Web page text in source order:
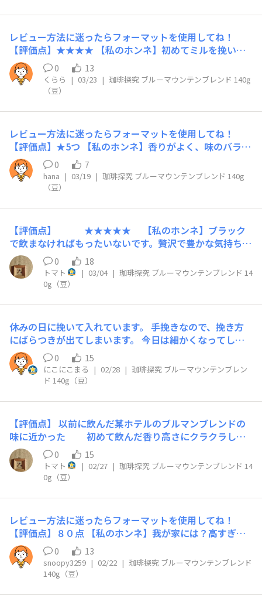
んな時におすすめ】ご褒美のコーヒーとして。甘いものと
ともにブラックで。
レビュー方法に迷ったらフォーマットを使用してね！
【評価点】★★★★ 【私のホンネ】初めてミルを挽いて
コーヒーを飲みました。 上品な味わいで朝から優雅な気
分が味わえました。 【リピート】お店で見かけたら購入
するかも。ミルを挽く時間も素敵なコーヒー時間でした。
0 13
くらら | 03/23 | 珈琲探究 ブルーマウンテンブレンド 140g
（豆）
レビュー方法に迷ったらフォーマットを使用してね！
【評価点】★5つ 【私のホンネ】香りがよく、味のバラン
スが良いので、何杯も飲みたくなるコーヒーです。 【リ
ピート】また購入してみたいです。
0 7
hana | 03/19 | 珈琲探究 ブルーマウンテンブレンド 140g
（豆）
【評価点】 ★★★★★ 【私のホンネ】ブラック
で飲まなければもったいないです。贅沢で豊かな気持ちに
させてくれます☕ 【リピート】ありすぎて困るほど
0 18
トマト | 03/04 | 珈琲探究 ブルーマウンテンブレンド 14
0g（豆）
休みの日に挽いて入れています。 手挽きなので、挽き方
にばらつきが出てしまいます。 今日は細かくなってしま
ったので、ちょっと濃いめでしたので、ミルクを入れまし
た。まろやかで美味しかったです。
0 15
にこにこまる | 02/28 | 珈琲探究 ブルーマウンテンブレン
ド 140g（豆）
【評価点】 以前に飲んだ某ホテルのブルマンブレンドの
味に近かった 初めて飲んだ香り高さにクラクラした
ことを思い出した パッケージが青い山々を背景にしてい
て洒落たデザインだと感じました 11グラム 豆は数え
たら９５粒 お湯は沸騰した時に注いだ カップは小さめ ブ
のカップでゆっくり１人で飲みたいです。 【リピート】
あり×あり
0 15
トマト | 02/27 | 珈琲探究 ブルーマウンテンブレンド 14
0g（豆）
レビュー方法に迷ったらフォーマットを使用してね！
【評価点】８０点 【私のホンネ】我が家には？高すぎ
る？ 【リピート】イベントのある時買いたい
0 13
snoopy3259 | 02/22 | 珈琲探究 ブルーマウンテンブレンド
140g（豆）